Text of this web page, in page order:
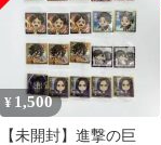
¥ 1,500
【未開封】進撃の巨